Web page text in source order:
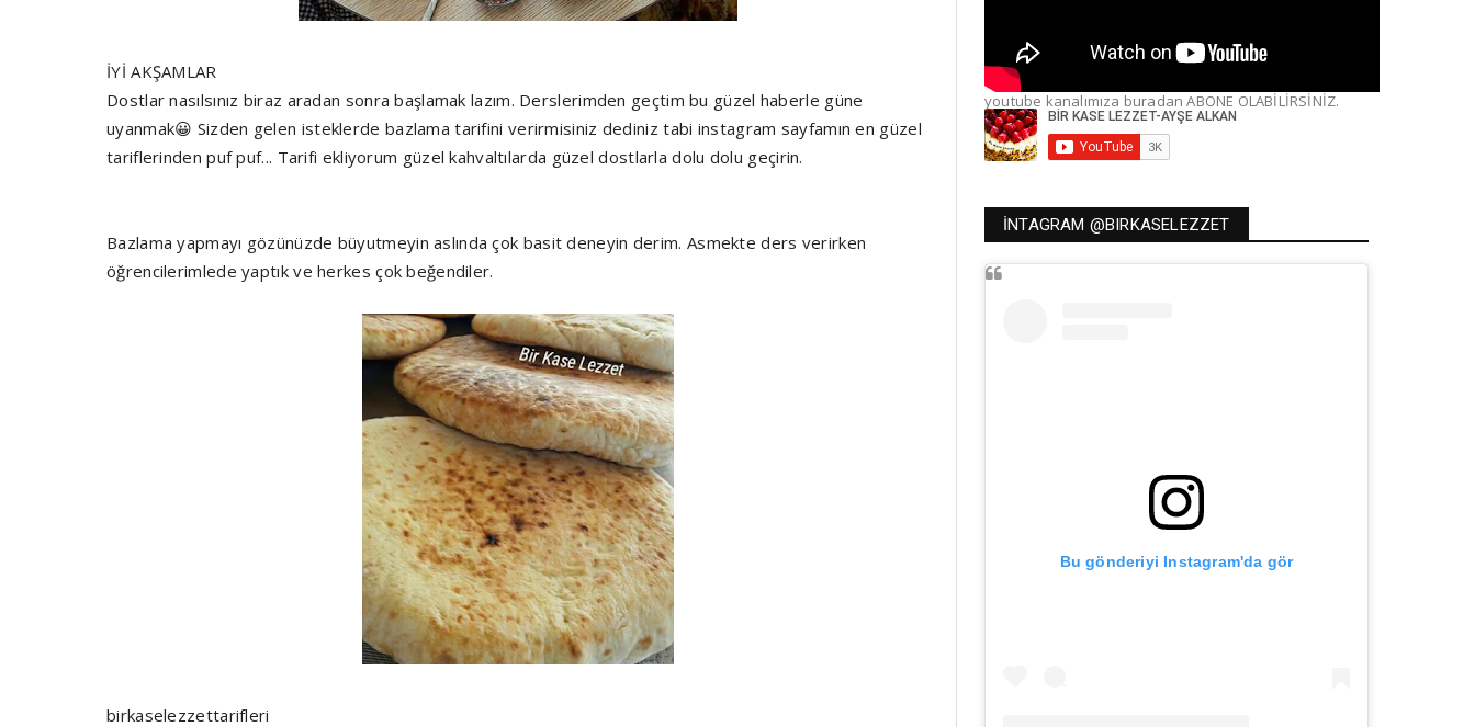
İYİ AKŞAMLAR
Dostlar nasılsınız biraz aradan sonra başlamak lazım. Derslerimden geçtim bu güzel haberle güne
uyanmak😀 Sizden gelen isteklerde bazlama tarifini verirmisiniz dediniz tabi instagram sayfamın en güzel
tariflerinden puf puf... Tarifi ekliyorum güzel kahvaltılarda güzel dostlarla dolu dolu geçirin.
Bazlama yapmayı gözünüzde büyutmeyin aslında çok basit deneyin derim. Asmekte ders verirken
öğrencilerimlede yaptık ve herkes çok beğendiler.
birkaselezzettarifleri
youtube kanalımıza buradan ABONE OLABİLİRSİNİZ.
İNTAGRAM @BIRKASELEZZET
Bu gönderiyi Instagram'da gör